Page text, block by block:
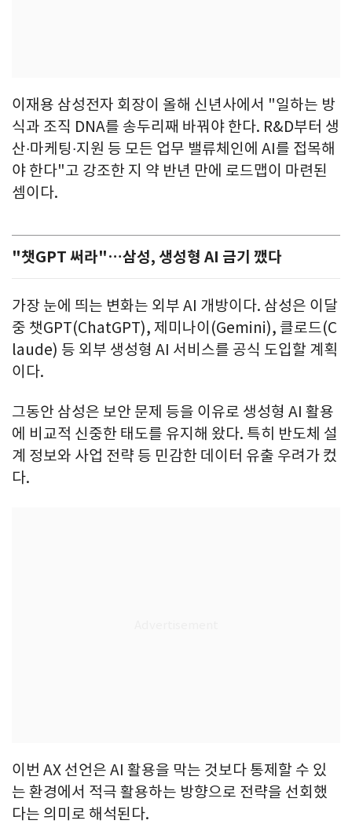
이재용 삼성전자 회장이 올해 신년사에서 "일하는 방
식과 조직 DNA를 송두리째 바꿔야 한다. R&D부터 생
산∙마케팅∙지원 등 모든 업무 밸류체인에 AI를 접목해
야 한다"고 강조한 지 약 반년 만에 로드맵이 마련된
셈이다.
"챗GPT 써라"…삼성, 생성형 AI 금기 깼다
가장 눈에 띄는 변화는 외부 AI 개방이다. 삼성은 이달
중 챗GPT(ChatGPT), 제미나이(Gemini), 클로드(C
laude) 등 외부 생성형 AI 서비스를 공식 도입할 계획
이다.
그동안 삼성은 보안 문제 등을 이유로 생성형 AI 활용
에 비교적 신중한 태도를 유지해 왔다. 특히 반도체 설
계 정보와 사업 전략 등 민감한 데이터 유출 우려가 컸
다.
이번 AX 선언은 AI 활용을 막는 것보다 통제할 수 있
는 환경에서 적극 활용하는 방향으로 전략을 선회했
다는 의미로 해석된다.